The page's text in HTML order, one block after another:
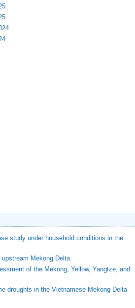
study under household conditions in the
Mekong Delta
of the Mekong, Yellow, Yangtze, and
droughts in the Vietnamese Mekong Delta